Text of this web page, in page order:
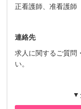
正看護師、准看護師
連絡先
求人に関するご質問
い。
▼